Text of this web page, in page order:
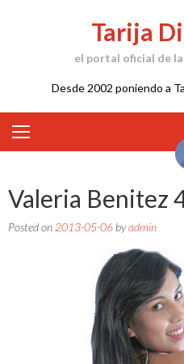
Tarija
el portal oficial de
Desde 2002 poniendo a
Valeria Benitez
Posted on 2013-05-06 byadmin